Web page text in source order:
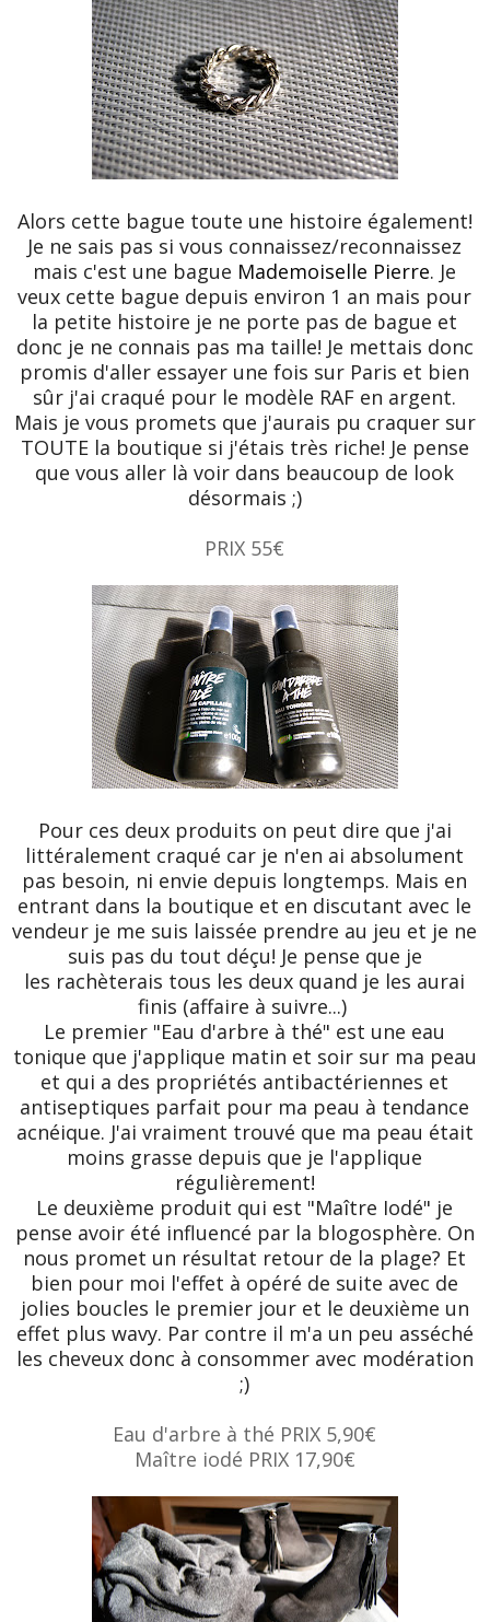
Alors cette bague toute une histoire également!
Je ne sais pas si vous connaissez/reconnaissez
mais c'est une bague Mademoiselle Pierre. Je
veux cette bague depuis environ 1 an mais pour
la petite histoire je ne porte pas de bague et
donc je ne connais pas ma taille! Je mettais donc
promis d'aller essayer une fois sur Paris et bien
sûr j'ai craqué pour le modèle RAF en argent.
Mais je vous promets que j'aurais pu craquer sur
TOUTE la boutique si j'étais très riche! Je pense
que vous aller là voir dans beaucoup de look
désormais ;)
PRIX 55€
Pour ces deux produits on peut dire que j'ai
littéralement craqué car je n'en ai absolument
pas besoin, ni envie depuis longtemps. Mais en
entrant dans la boutique et en discutant avec le
vendeur je me suis laissée prendre au jeu et je ne
suis pas du tout déçu! Je pense que je
les rachèterais tous les deux quand je les aurai
finis (affaire à suivre...)
Le premier "Eau d'arbre à thé" est une eau
tonique que j'applique matin et soir sur ma peau
et qui a des propriétés antibactériennes et
antiseptiques parfait pour ma peau à tendance
acnéique. J'ai vraiment trouvé que ma peau était
moins grasse depuis que je l'applique
régulièrement!
Le deuxième produit qui est "Maître Iodé" je
pense avoir été influencé par la blogosphère. On
nous promet un résultat retour de la plage? Et
bien pour moi l'effet à opéré de suite avec de
jolies boucles le premier jour et le deuxième un
effet plus wavy. Par contre il m'a un peu asséché
les cheveux donc à consommer avec modération
;)
Eau d'arbre à thé PRIX 5,90€
Maître iodé PRIX 17,90€